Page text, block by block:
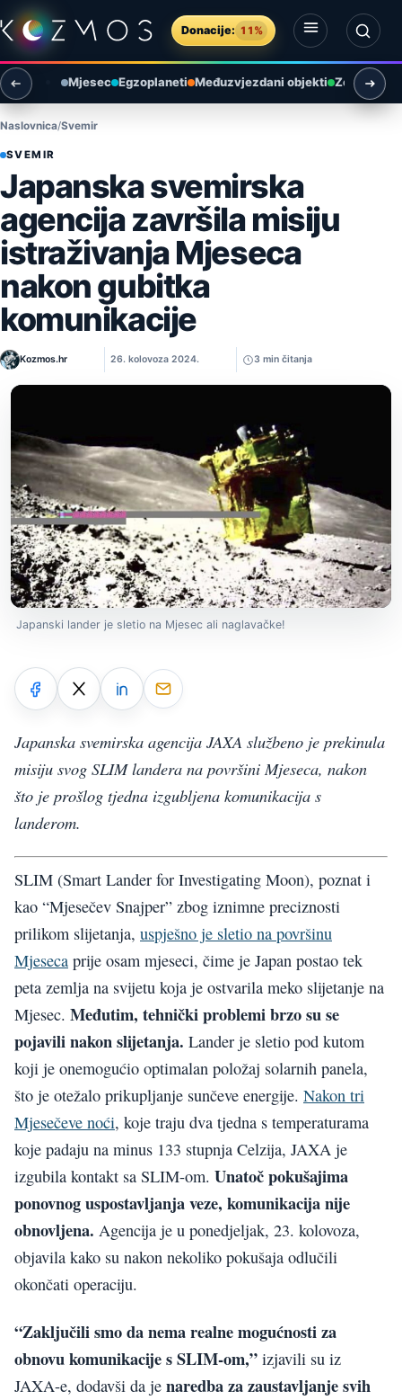
Preskoči na sadržaj
Donacije: 11%
Otvori izbornik
Otvori pretragu
Mjesec Egzoplaneti Međuzvjezdani objekti Zemlja i
Naslovnica Svemir
SVEMIR
Japanska svemirska
agencija završila misiju
istraživanja Mjeseca
nakon gubitka
komunikacije
Kozmos.hr 26. kolovoza 2024. 3 min čitanja
Japanski lander je sletio na Mjesec ali naglavačke!
Japanska svemirska agencija JAXA službeno je prekinula
misiju svog SLIM landera na površini Mjeseca, nakon
što je prošlog tjedna izgubljena komunikacija s
landerom.
SLIM (Smart Lander for Investigating Moon), poznat i
kao “Mjesečev Snajper” zbog iznimne preciznosti
prilikom slijetanja, uspješno je sletio na površinu
Mjeseca prije osam mjeseci, čime je Japan postao tek
peta zemlja na svijetu koja je ostvarila meko slijetanje na
Mjesec. Međutim, tehnički problemi brzo su se
pojavili nakon slijetanja. Lander je sletio pod kutom
koji je onemogućio optimalan položaj solarnih panela,
što je otežalo prikupljanje sunčeve energije. Nakon tri
Mjesečeve noći, koje traju dva tjedna s temperaturama
koje padaju na minus 133 stupnja Celzija, JAXA je
izgubila kontakt sa SLIM-om. Unatoč pokušajima
ponovnog uspostavljanja veze, komunikacija nije
obnovljena. Agencija je u ponedjeljak, 23. kolovoza,
objavila kako su nakon nekoliko pokušaja odlučili
okončati operaciju.
“Zaključili smo da nema realne mogućnosti za
obnovu komunikacije s SLIM-om,” izjavili su iz
JAXA-e, dodavši da je naredba za zaustavljanje svih